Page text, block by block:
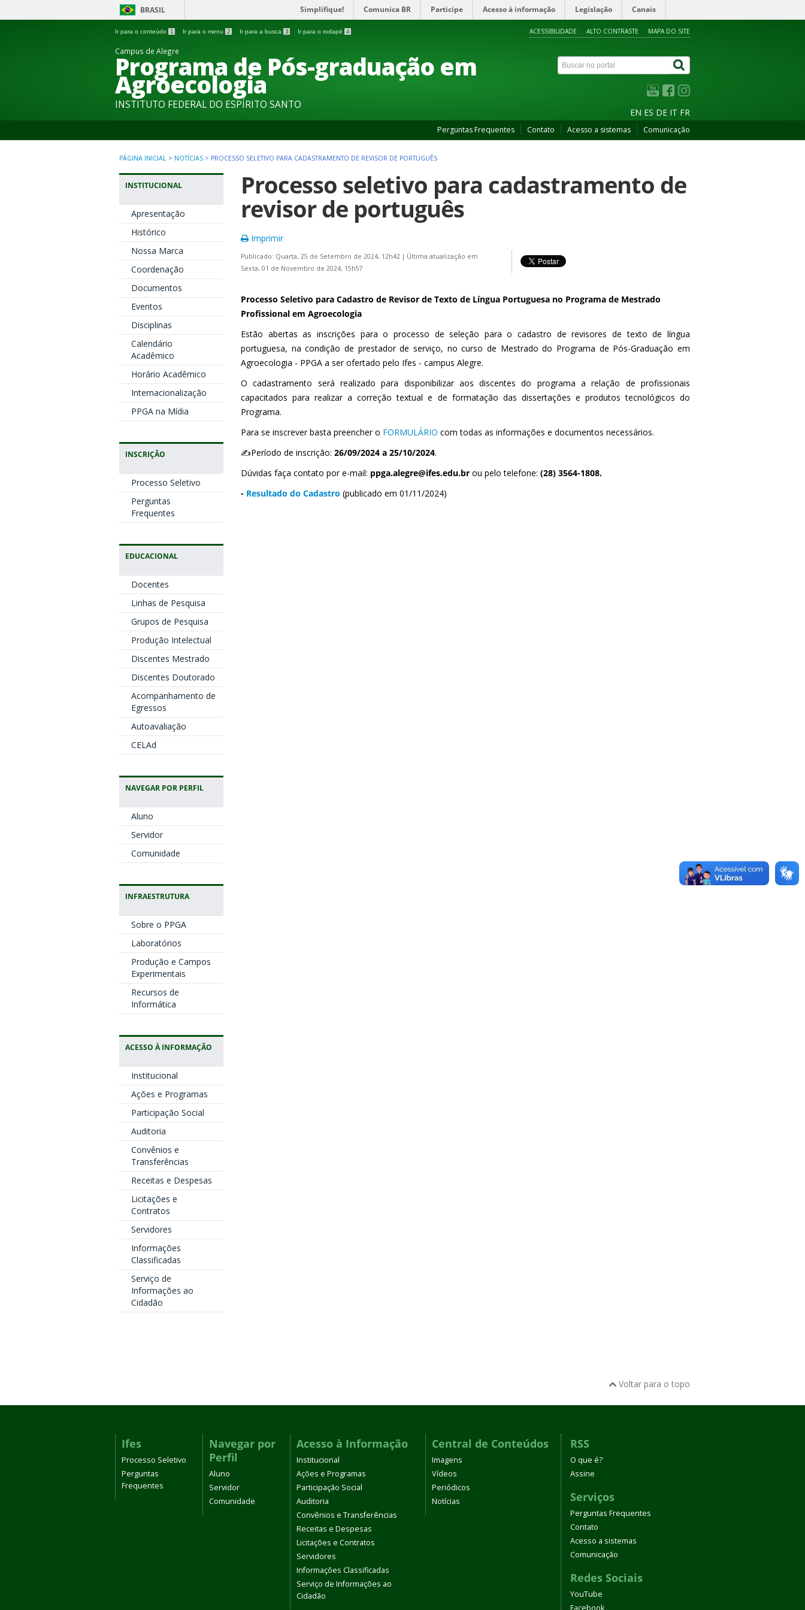
BRASIL Simplifique! Comunica BR Participe Acesso à informação Legislação Canais
Ir para o conteúdo 1 Ir para o menu 2 Ir para a busca 3 Ir para o rodapé 4 ACESSIBILIDADE ALTO CONTRASTE MAPA DO SITE
Campus de Alegre
Programa de Pós-graduação em
Agroecologia
INSTITUTO FEDERAL DO ESPÍRITO SANTO
EN ES DE IT FR
Perguntas Frequentes Contato Acesso a sistemas Comunicação
PÁGINA INICIAL > NOTÍCIAS > PROCESSO SELETIVO PARA CADASTRAMENTO DE REVISOR DE PORTUGUÊS
INSTITUCIONAL
Apresentação
Histórico
Nossa Marca
Coordenação
Documentos
Eventos
Disciplinas
Calendário
Acadêmico
Horário Acadêmico
Internacionalização
PPGA na Mídia
INSCRIÇÃO
Processo Seletivo
Perguntas
Frequentes
EDUCACIONAL
Docentes
Linhas de Pesquisa
Grupos de Pesquisa
Produção Intelectual
Discentes Mestrado
Discentes Doutorado
Acompanhamento de
Egressos
Autoavaliação
CELAd
NAVEGAR POR PERFIL
Aluno
Servidor
Comunidade
INFRAESTRUTURA
Sobre o PPGA
Laboratórios
Produção e Campos
Experimentais
Recursos de
Informática
ACESSO À INFORMAÇÃO
Institucional
Ações e Programas
Participação Social
Auditoria
Convênios e
Transferências
Receitas e Despesas
Licitações e
Contratos
Servidores
Informações
Classificadas
Serviço de
Informações ao
Cidadão
Processo seletivo para cadastramento de
revisor de português
Imprimir
Publicado: Quarta, 25 de Setembro de 2024, 12h42 | Última atualização em
Sexta, 01 de Novembro de 2024, 15h57
Processo Seletivo para Cadastro de Revisor de Texto de Língua Portuguesa no Programa de Mestrado
Profissional em Agroecologia
Estão abertas as inscrições para o processo de seleção para o cadastro de revisores de texto de língua
portuguesa, na condição de prestador de serviço, no curso de Mestrado do Programa de Pós-Graduação em
Agroecologia - PPGA a ser ofertado pelo Ifes - campus Alegre.
O cadastramento será realizado para disponibilizar aos discentes do programa a relação de profissionais
capacitados para realizar a correção textual e de formatação das dissertações e produtos tecnológicos do
Programa.
Para se inscrever basta preencher o FORMULÁRIO com todas as informações e documentos necessários.
✍️Período de inscrição: 26/09/2024 a 25/10/2024.
Dúvidas faça contato por e-mail: ppga.alegre@ifes.edu.br ou pelo telefone: (28) 3564-1808.
- Resultado do Cadastro (publicado em 01/11/2024)
Voltar para o topo
Ifes
Processo Seletivo
Perguntas
Frequentes
Navegar por
Perfil
Aluno
Servidor
Comunidade
Acesso à Informação
Institucional
Ações e Programas
Participação Social
Auditoria
Convênios e Transferências
Receitas e Despesas
Licitações e Contratos
Servidores
Informações Classificadas
Serviço de Informações ao
Cidadão
Central de Conteúdos
Imagens
Vídeos
Periódicos
Notícias
RSS
O que é?
Assine
Serviços
Perguntas Frequentes
Contato
Acesso a sistemas
Comunicação
Redes Sociais
YouTube
Facebook